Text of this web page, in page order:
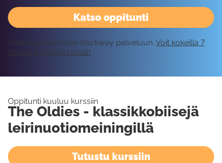
Katso oppitunti
Vaatii kirjautumisen Rockway palveluun. Voit kokeilla 7
päivää ilmaiseksi tästä!
Oppitunti kuuluu kurssiin
The Oldies - klassikkobiisejä
leirinuotiomeiningillä
Tutustu kurssiin